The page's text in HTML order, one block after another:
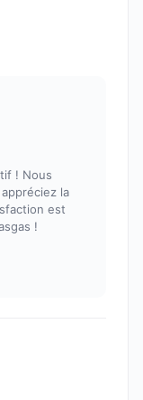
! Nous
la
est
!